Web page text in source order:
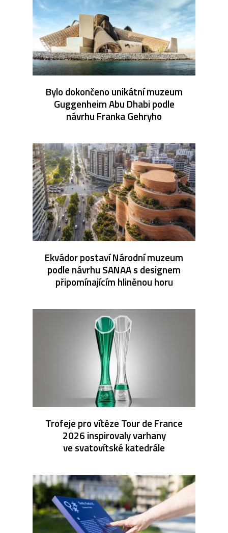
Bylo dokončeno unikátní muzeum
Guggenheim Abu Dhabi podle
návrhu Franka Gehryho
Ekvádor postaví Národní muzeum
podle návrhu SANAA s designem
připomínajícím hliněnou horu
Trofeje pro vítěze Tour de France
2026 inspirovaly varhany
ve svatovítské katedrále